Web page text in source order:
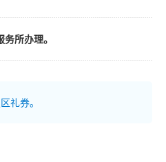
所办理。
礼券。